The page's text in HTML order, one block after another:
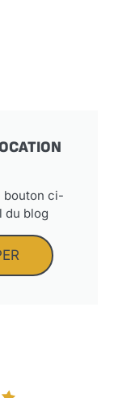
bouton ci-
du blog